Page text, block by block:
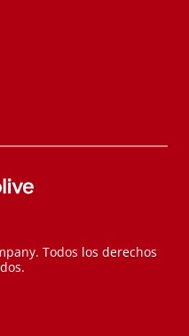
Todos los derechos